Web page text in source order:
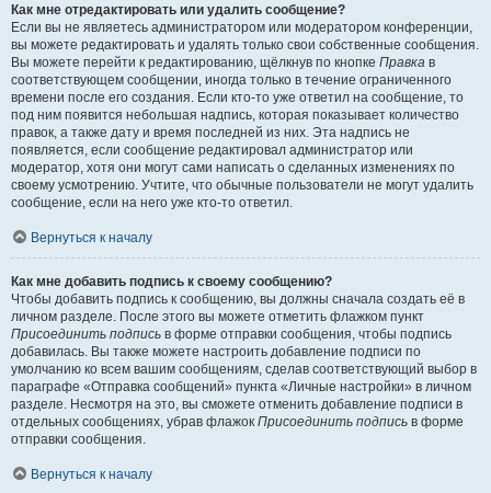
Как мне отредактировать или удалить сообщение?
Если вы не являетесь администратором или модератором конференции,
вы можете редактировать и удалять только свои собственные сообщения.
Вы можете перейти к редактированию, щёлкнув по кнопке Правка в
соответствующем сообщении, иногда только в течение ограниченного
времени после его создания. Если кто-то уже ответил на сообщение, то
под ним появится небольшая надпись, которая показывает количество
правок, а также дату и время последней из них. Эта надпись не
появляется, если сообщение редактировал администратор или
модератор, хотя они могут сами написать о сделанных изменениях по
своему усмотрению. Учтите, что обычные пользователи не могут удалить
сообщение, если на него уже кто-то ответил.
Вернуться к началу
Как мне добавить подпись к своему сообщению?
Чтобы добавить подпись к сообщению, вы должны сначала создать её в
личном разделе. После этого вы можете отметить флажком пункт
Присоединить подпись в форме отправки сообщения, чтобы подпись
добавилась. Вы также можете настроить добавление подписи по
умолчанию ко всем вашим сообщениям, сделав соответствующий выбор в
параграфе «Отправка сообщений» пункта «Личные настройки» в личном
разделе. Несмотря на это, вы сможете отменить добавление подписи в
отдельных сообщениях, убрав флажок Присоединить подпись в форме
отправки сообщения.
Вернуться к началу